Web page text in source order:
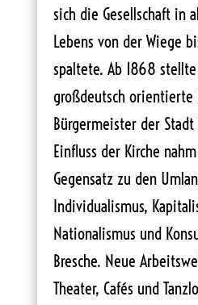
sich die Gesellschaft in
Lebens von der Wiege
spaltete. Ab 1868
großdeutsch orientierte
Bürgermeister der
Einfluss der Kirche
Gegensatz zu den
Individualismus,
Nationalismus und
Bresche. Neue
Theater, Cafés und